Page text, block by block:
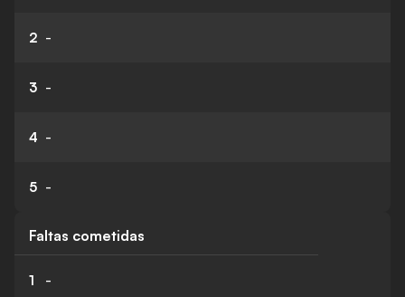
2 -
3 -
4 -
5 -
Faltas cometidas
1 -